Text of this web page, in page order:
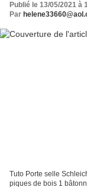
Publié le 13/05/2021 à
Par
Tuto Porte selle
piques de bois 1